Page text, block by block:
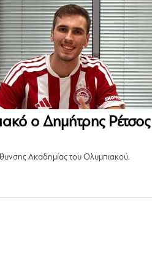
ο Δημήτρης Ρέτσος
Ακαδημίας του Ολυμπιακού.